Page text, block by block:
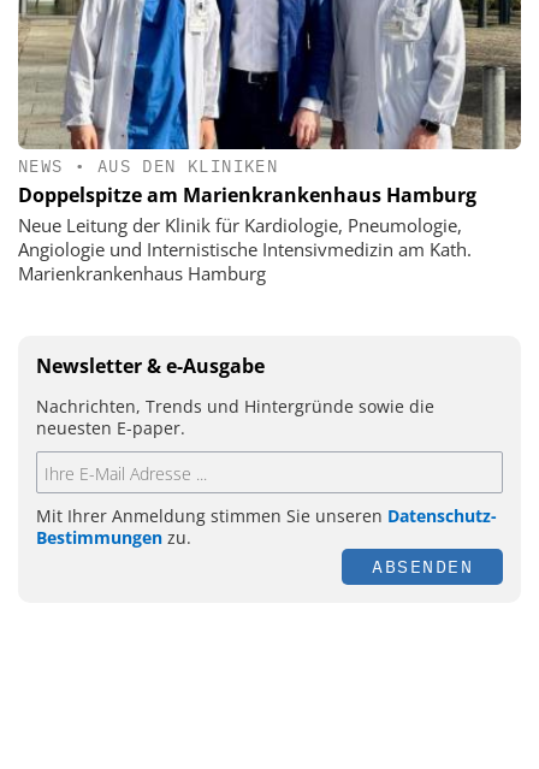
NEWS • AUS DEN KLINIKEN
Doppelspitze am Marienkrankenhaus Hamburg
Neue Leitung der Klinik für Kardiologie, Pneumologie,
Angiologie und Internistische Intensivmedizin am Kath.
Marienkrankenhaus Hamburg
Newsletter & e-Ausgabe
Nachrichten, Trends und Hintergründe sowie die
neuesten E-paper.
Mit Ihrer Anmeldung stimmen Sie unseren Datenschutz-
Bestimmungen zu.
ABSENDEN